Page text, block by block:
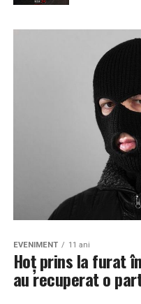
EVENIMENT 11 ani
Hoț prins la furat
au recuperat o